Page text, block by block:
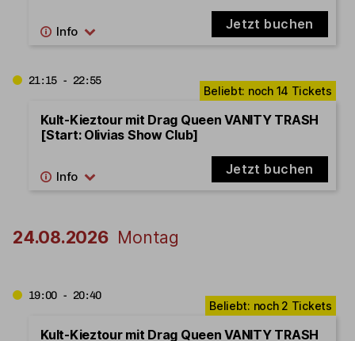
Jetzt buchen
21:15 - 22:55
Kult-Kieztour mit Drag Queen VANITY TRASH
[Start: Olivias Show Club]
Jetzt buchen
24.08.2026 Montag
19:00 - 20:40
Kult-Kieztour mit Drag Queen VANITY TRASH